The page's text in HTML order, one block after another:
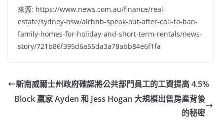
來源: https://www.news.com.au/finance/real-
estate/sydney-nsw/airbnb-speak-out-after-call-to-ban-
family-homes-for-holiday-and-short-term-rentals/news-
story/721b86f395d6a55da3a78abb84e6f1fa
新南威爾士州政府確認將公共部門員工的工資提高 4.5%
Block 贏家 Ayden 和 Jess Hogan 大規模出售房產背後
的秘密